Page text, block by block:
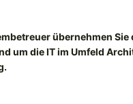
übernehmen
um die IT im Umfeld